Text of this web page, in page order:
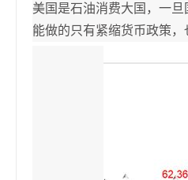
美国是石油消费大国，一
能做的只有紧缩货币政策